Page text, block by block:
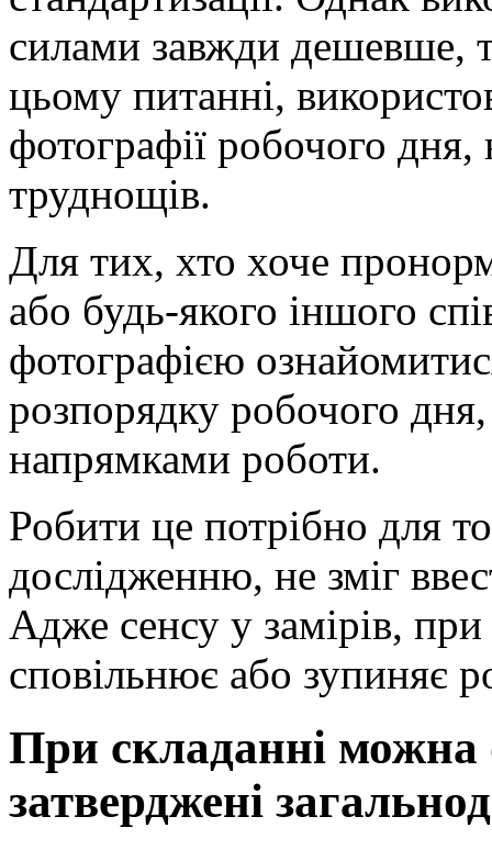
силами завжди дешевше,
цьому питанні,
фотографії робочого
труднощів.
Для тих, хто хоче
або будь-якого іншого
фотографією
розпорядку робочого
напрямками роботи.
Робити це потрібно для
дослідженню, не зміг
Адже сенсу у замірів,
сповільнює або зупиняє
При складанні можна
затверджені